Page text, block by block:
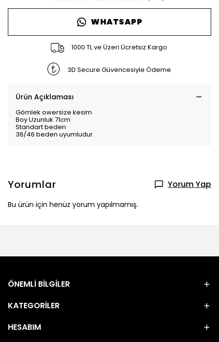
WHATSAPP
1000 TL ve Üzeri Ücretsiz Kargo
3D Secure Güvencesiyle Ödeme
Ürün Açıklaması
Gömlek owersize kesim
Boy Uzunluk 71cm
Standart beden
36/46 beden uyumludur.
Yorumlar Yorum Yap
Bu ürün için henüz yorum yapılmamış.
ÖNEMLİ BİLGİLER
KATEGORİLER
HESABIM